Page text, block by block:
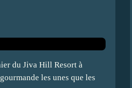
du Jiva Hill Resort à
les unes que les